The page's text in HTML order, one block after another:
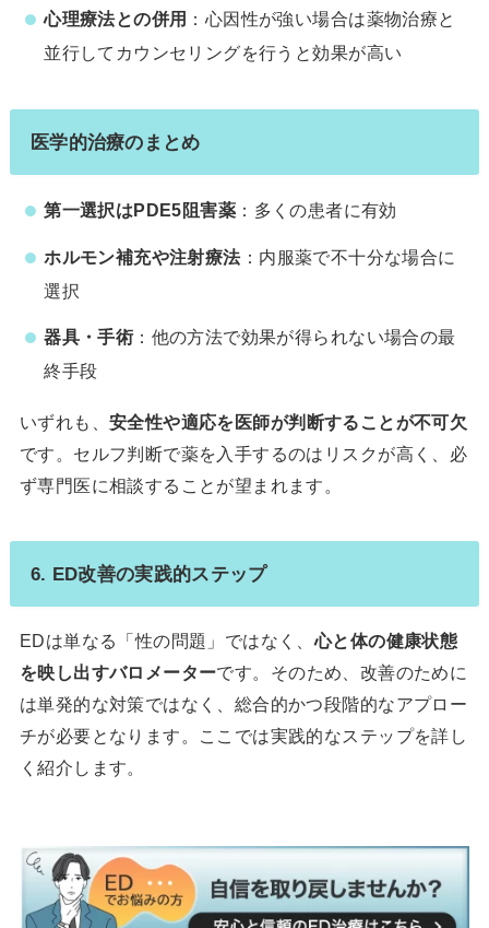
心理療法との併用 ：心因性が強い場合は薬物治療と
並行してカウンセリングを行うと効果が高い
医学的治療のまとめ
第一選択はPDE5阻害薬 ：多くの患者に有効
ホルモン補充や注射療法：内服薬で不十分な場合に
選択
器具・手術 ：他の方法で効果が得られない場合の最
終手段
いずれも、 安全性や適応を医師が判断することが不可欠
です。セルフ判断で薬を入手するのはリスクが高く、必
ず専門医に相談することが望まれます。
6. ED改善の実践的ステップ
EDは単なる「性の問題」ではなく、心と体の健康状態
を映し出すバロメーターです。そのため、改善のために
は単発的な対策ではなく、総合的かつ段階的なアプロー
チが必要となります。ここでは実践的なステップを詳し
く紹介します。